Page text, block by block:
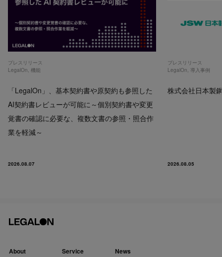
プレスリリース
LegalOn ,機能
「LegalOn」、基本契約書や原契約も参照した
AI契約書レビューが可能に～個別契約書や変更
覚書の確認に必要な、複数文書の参照・照合作
業を軽減～
2026.08.07
プレスリリース
LegalOn 導入事例
株式会社日本製
2026.08.05
About Service News